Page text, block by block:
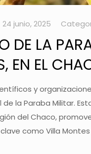
24 junio, 2025
DE LA
EN EL
y
de la Paraba Militar.
del Chaco,
como Villa